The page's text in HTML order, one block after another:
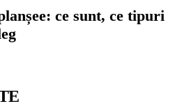
ce sunt, ce tipuri